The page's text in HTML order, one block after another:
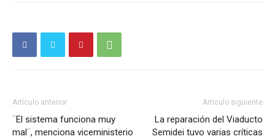
Artículo anterior
¨El sistema funciona muy
mal¨, menciona viceministerio
Artículo siguiente
La reparación del Viaducto
Semidei tuvo varias críticas